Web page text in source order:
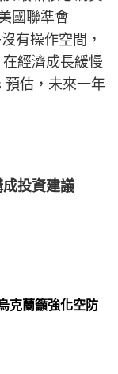
國聯準會
有操作空間，
經濟成長緩慢
預估，未來一年
投資建議
克蘭籲強化空防